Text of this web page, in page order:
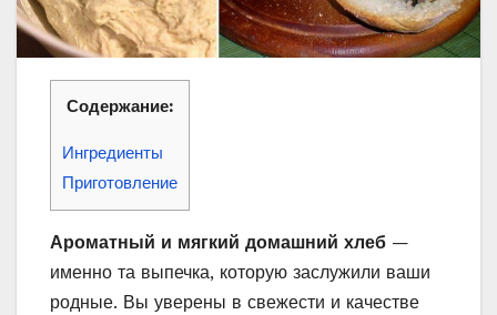
Содержание:
Ингредиенты
Приготовление
Ароматный и мягкий домашний хлеб —
именно та выпечка, которую заслужили ваши
родные. Вы уверены в свежести и качестве